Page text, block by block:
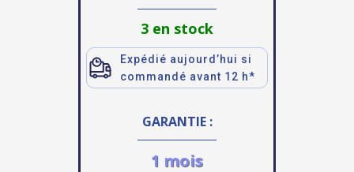
3 en stock
Expédié aujourd’hui si
commandé avant 12 h*
GARANTIE :
1 mois